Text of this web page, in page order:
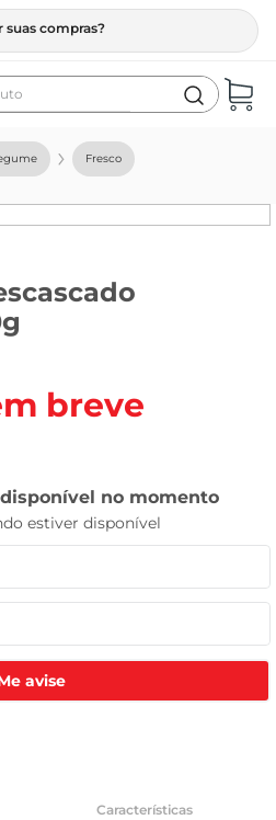
suas compras?
Fresco
breve
avise
Características